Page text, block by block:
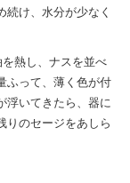
続け、水分が少なく
熱し、ナスを並べ
ふって、薄く色が付
浮いてきたら、器に
りのセージをあしら